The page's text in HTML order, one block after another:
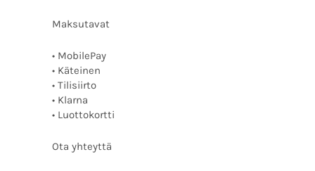
Maksutavat
• MobilePay
• Käteinen
• Tilisiirto
• Klarna
• Luottokortti
Ota yhteyttä